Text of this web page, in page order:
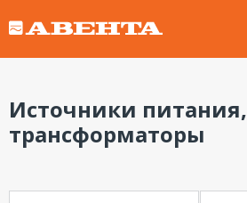
Источники питания,
трансформаторы